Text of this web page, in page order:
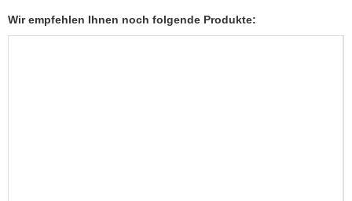
Wir empfehlen Ihnen noch folgende Produkte: